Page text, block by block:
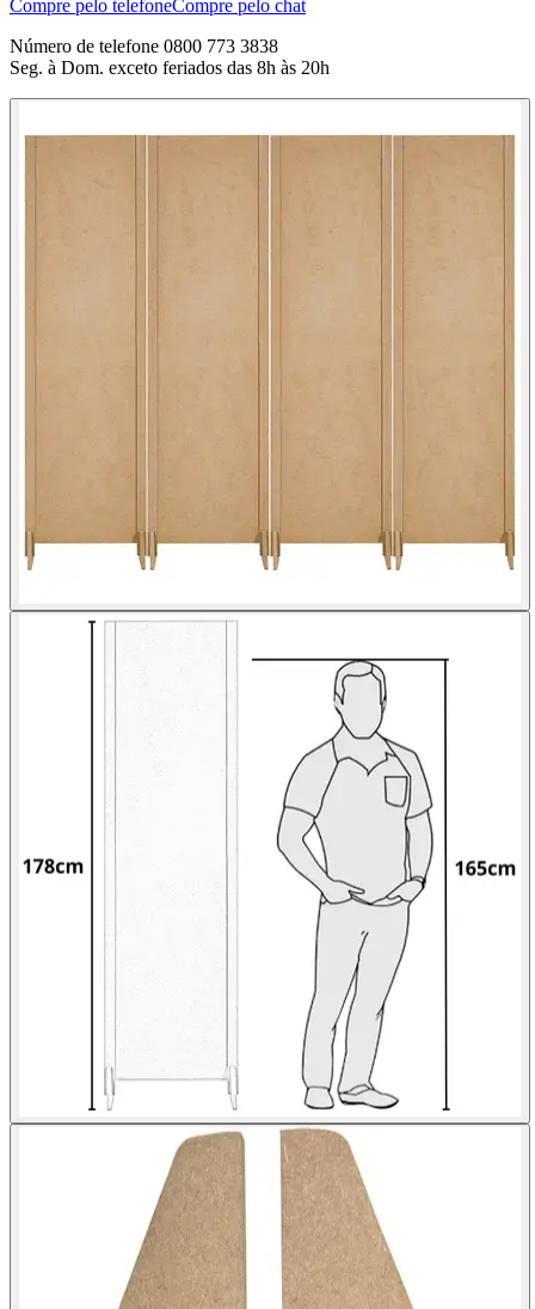
Compre pelo telefoneCompre pelo chat
Número de telefone 0800 773 3838
Seg. à Dom. exceto feriados das 8h às 20h